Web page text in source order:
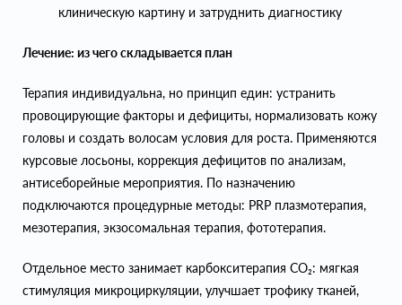
клиническую картину и затруднить диагностику
Лечение: из чего складывается план
Терапия индивидуальна, но принцип един: устранить
провоцирующие факторы и дефициты, нормализовать кожу
головы и создать волосам условия для роста. Применяются
курсовые лосьоны, коррекция дефицитов по анализам,
антисеборейные мероприятия. По назначению
подключаются процедурные методы: PRP плазмотерапия,
мезотерапия, экзосомальная терапия, фототерапия.
Отдельное место занимает карбокситерапия CO₂: мягкая
стимуляция микроциркуляции, улучшает трофику тканей,